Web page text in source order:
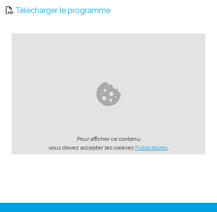
Télécharger le programme
Pour afficher ce contenu
vous devez accepter les cookies Publicitaires.